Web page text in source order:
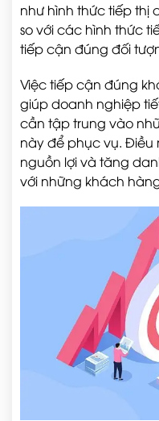
như hình thức tiếp thị
so với các hình thức
tiếp cận đúng đối
Việc tiếp cận đúng
giúp doanh nghiệp
cần tập trung vào
này để phục vụ. Điều
nguồn lợi và tăng
với những khách